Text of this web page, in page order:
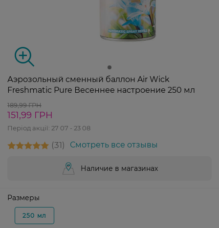
Аэрозольный сменный баллон Air Wick
Freshmatic Pure Весеннее настроение 250 мл
189,99 ГРН
151,99 ГРН
Період акції: 27 07 - 23 08
31 Смотреть все отзывы
Наличие в магазинах
Размеры
250 мл